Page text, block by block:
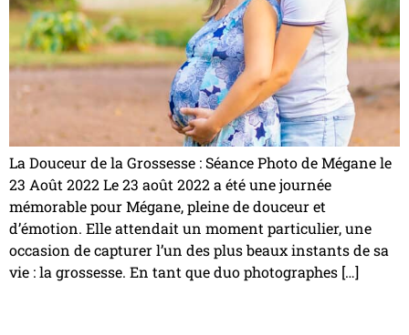
La Douceur de la Grossesse : Séance Photo de Mégane le
23 Août 2022 Le 23 août 2022 a été une journée
mémorable pour Mégane, pleine de douceur et
d’émotion. Elle attendait un moment particulier, une
occasion de capturer l’un des plus beaux instants de sa
vie : la grossesse. En tant que duo photographes […]